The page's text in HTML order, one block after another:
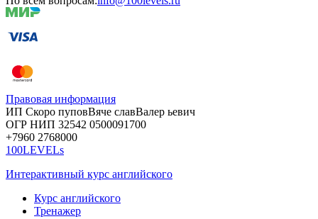
Правовая информация
ИП Скоро пуповВяче славВалер ьевич
ОГР НИП 32542 0500091700
+7960 2768000
100LEVELs
Интерактивный курс английского
Курс английского
Тренажер